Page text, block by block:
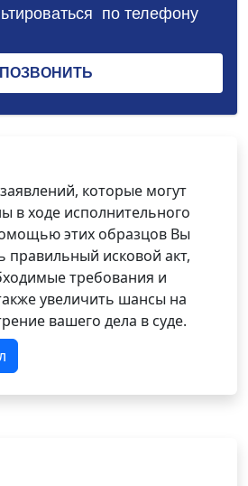
которые могут
в ходе исполнительного
этих образцов Вы
правильный исковой акт,
требования и
увеличить шансы на
вашего дела в суде.